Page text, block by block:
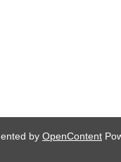
byOpenContent